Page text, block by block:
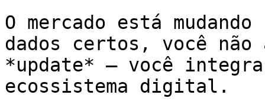
O mercado está
dados certos, você não
*update* — você
ecossistema digital.